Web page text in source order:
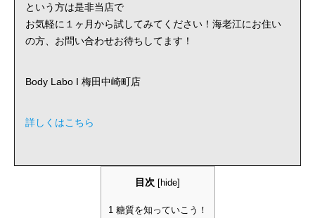
という方は是非当店で
お気軽に１ヶ月から試してみてください！海老江にお住い
の方、お問い合わせお待ちしてます！
Body Labo I 梅田中崎町店
詳しくはこちら
目次 [hide]
1 糖質を知っていこう！